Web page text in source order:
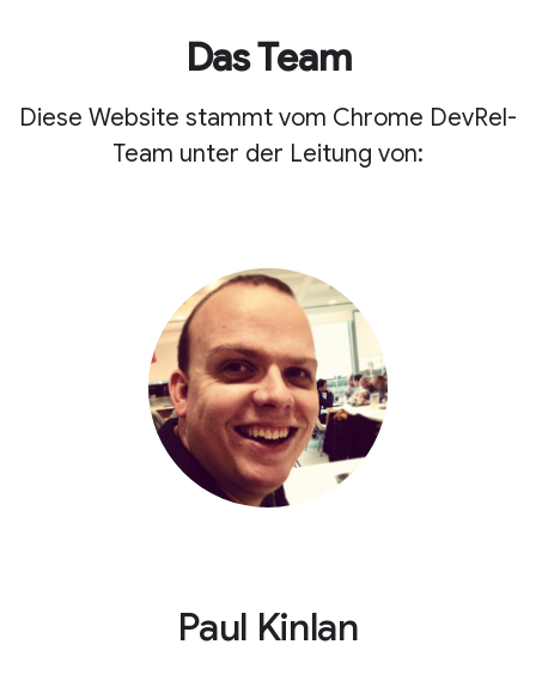
Das Team
Diese Website stammt vom Chrome DevRel-
Team unter der Leitung von:
Paul Kinlan